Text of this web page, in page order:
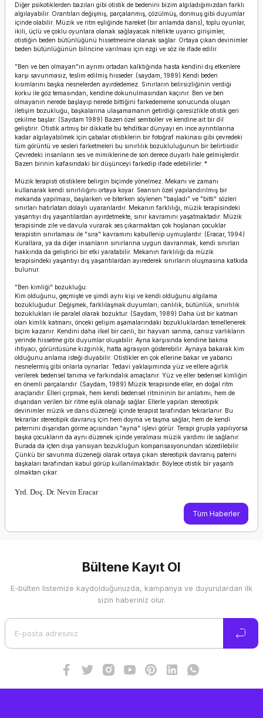
Diğer psikotiklerden bazıları gibi otistik de bedenini bizim algıladığımızdan farklı
algılayabilir. Orantıları değişmiş, parçalanmış, çözülmüş, donmuş gibi duyumlar
içinde olabilir. Müzik ve ritm eşliğinde hareket (bir anlamda dans), toplu oyunlar,
ikili, üçlü ve çoklu oyunlara olanak sağlayacak nitelikte uyarıcı girişimler,
otistiğin beden bütünlüğünü hissetmesine olanak sağlar. Ortaya çıkan devinimler
beden bütünlüğünün bilincine varılması için ezgi ve söz ile ifade edilir.
"Ben ve ben olmayan"ın ayrımı ortadan kalktığında hasta kendini dış etkenlere
karşı savunmasız, teslim edilmiş hisseder. (saydam, 1989) Kendi beden
kısımlarını başka nesnelerden ayırdedemez. Sınırların belirsizliğinin verdiği
korku ile göz temasından, kendine dokunulmasından kaçınır. Ben ve ben
olmayanın nerede başlayıp nerede bittiğini farkedememe sonucunda oluşan
iletişim bozukluğu, başkalarına ulaşamamanın getirdiği çaresizlikle otistik geri
çekilme başlar. (Saydam 1989) Bazen özel semboller ve kendine ait bir dil
geliştirir. Otistik artmış bir dikkatle bu tehditkar dünyayı en ince ayrıntılarına
kadar algılayabilmek için çabalar otistiklerin bir fotoğraf makinası gibi çevredeki
tüm görüntü ve sesleri farketmeleri bu sınırlılık bozukluluğunun bir belirtisidir.
Çevredeki insanların ses ve mimiklerine de son derece duyarlı hale gelmişlerdir.
Bazen birinin kafasındaki bir düşünceyi farkedip ifade edebilirler. *
Müzik terapisti otistiklere belirgin biçimde yönelmez. Mekanı ve zamanı
kullanarak kendi sınırlılığını ortaya koyar. Seansın özel yapılandırılmış bir
mekanda yapılması, başlarken ve biterken söylenen "başladı" ve "bitti" sözleri
sınırları hatırlatan dolaylı uyaranlardır. Mekanın farklılığı, müzik terapisindeki
yaşantıyı dış yaşantılardan ayırdetmekte, sınır kavramını yaşatmaktadır. Müzik
terapisinde zile ve davula vurarak ses çıkarmaktan çok hoşlanan çocuklar
terapistin sınırlaması ile "sıra" kavramını kabullenip uymuşlardır. (Eracar, 1994)
Kurallara, ya da diğer insanların sınırlarına uygun davranmak, kendi sınırları
hakkında da geliştirici bir etki yaratabilir. Mekanın farklılığı da müzik
terapisindeki yaşantıyı dış yaşantılardan ayırederek sınırların oluşmasına katkıda
bulunur.
"Ben kimliği" bozukluğu:
Kim olduğunu, geçmişte ve şimdi aynı kişi ve kendi olduğunu algılama
bozukluğudur. Değişmek, farklılaşmak duyumları; canlılık, bütünlük, sınırlılık
bozuklukları ile paralel olarak bozuktur. (Saydam, 1989) Daha üst bir katman
olan kimlik katmanı, önceki gelişim aşamalarındaki bozukluklardan temellenerek
biçim kazanır. Kendini daha ilkel bir canlı, bir hayvan sanma, cansız varlıkların
yerinde hissetme gibi duyumlar oluşabilir. Ayna karşısında kendine bakma
ihtiyacı, görüntüsüne kızgınlık, hatta agrasyon gösterebilir. Aynaya bakarak kim
olduğunu anlama isteği duyabilir. Otistikler en çok ellerine bakar ve yabancı
nesnelermiş gibi onlarla oynarlar. Tedavi yaklaşımında yüz ve ellere ağırlık
verilerek bedensel tanıma ve farkındalık amaçlanır. Yüz ve eller bedensel kimliğin
en önemli parçalarıdır. (Saydam, 1989) Müzik terapisinde eller, en doğal ritm
araçlarıdır. Elleri çırpmak, hem kendi bedensel ritmininin bir anlatımı, hem de
dışarıdan verilen bir ritme eşlik olanağı sağlar. Ellerle yapılan stereotipik
devinimler müzik ve dans düzeneği içinde terapist tarafından tekrarlanır. Bu
tekrarlar stereotipik davranış için hem doyma ve taşma sağlar, hem de kendi
paternini dışarıdan görme açısından "ayna" işlevi görür. Terapi grupla yapılıyorsa
başka çocukların da aynı düzenek içinde yeralması müzik yardımı ile sağlanır.
Burada da içten dışa yansıyan bozukluğun kompansasyonundan sözedilebilir.
Çünkü bir savunma düzeneği olarak ortaya çıkan stereotipik davranış paterni
başkaları tarafından kabul görüp kullanılmaktadır. Böylece otistik bir yaşantı
olmaktan çıkar.
Yrd. Doç. Dr. Nevin Eracar
Tüm Haberler
Bültene Kayıt Ol
E-bülten listemize kaydolduğunuzda, kampanya ve duyurulardan ilk
sizin haberiniz olur.